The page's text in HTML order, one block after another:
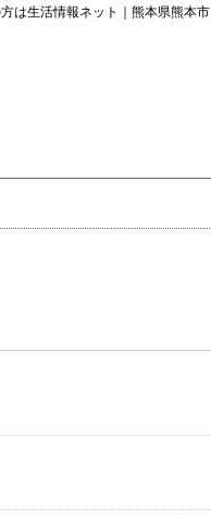
は生活情報ネット｜熊本県熊本市